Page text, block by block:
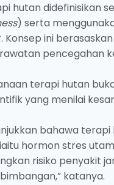
hutan didefinisikan
) serta
ini berasaskan
pencegahan
terapi hutan
yang menilai
bahawa
hormon stres
risiko penyakit
katanya.